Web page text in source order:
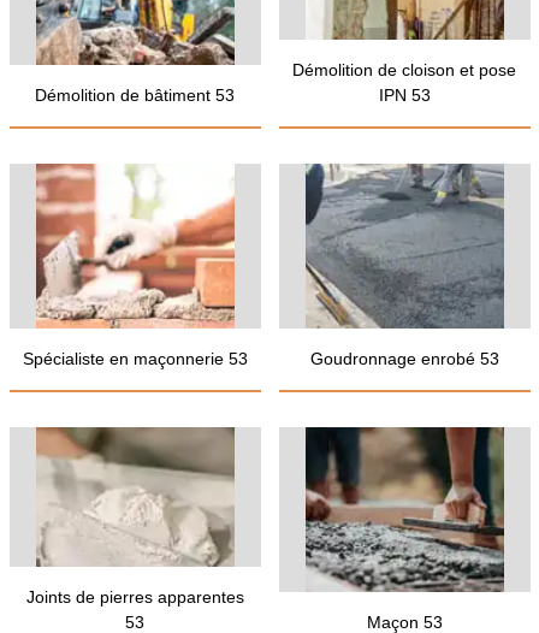
Démolition de bâtiment 53
Démolition de cloison et pose
IPN 53
Spécialiste en maçonnerie 53 Goudronnage enrobé 53
Joints de pierres apparentes
53
Maçon 53